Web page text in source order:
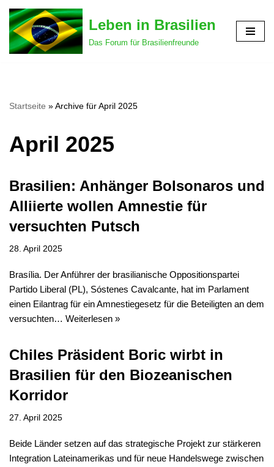
Zum
Inhalt
Leben in Brasilien
Das Forum für Brasilienfreunde
Startseite »Archive für April 2025
April 2025
Brasilien: Anhänger Bolsonaros und
Alliierte wollen Amnestie für
versuchten Putsch
28. April 2025
Brasília. Der Anführer der brasilianische Oppositionspartei
Partido Liberal (PL), Sóstenes Cavalcante, hat im Parlament
einen Eilantrag für ein Amnestiegesetz für die Beteiligten an dem
versuchten… Weiterlesen »
Chiles Präsident Boric wirbt in
Brasilien für den Biozeanischen
Korridor
27. April 2025
Beide Länder setzen auf das strategische Projekt zur stärkeren
Integration Lateinamerikas und für neue Handelswege zwischen